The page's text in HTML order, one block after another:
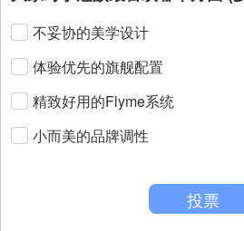
不妥协的美学设计
体验优先的旗舰配置
精致好用的Flyme系统
小而美的品牌调性
投票